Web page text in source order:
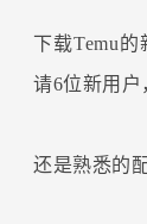
下载Temu
请6位新用户
还是熟悉的